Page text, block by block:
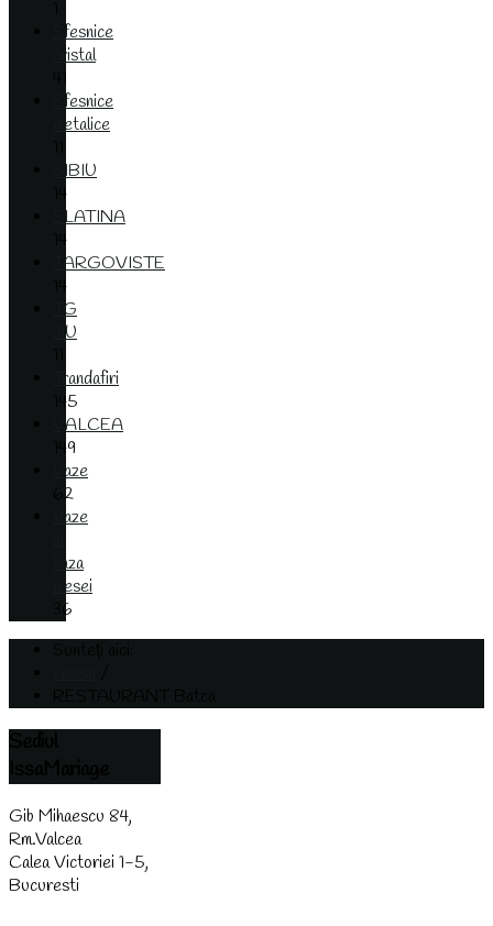
Sfesnice
cristal
Sfesnice
metalice
SIBIU
14
SLATINA
14
TARGOVISTE
14
TG
JIU
Trandafiri
145
VALCEA
149
Vaze
62
Vaze
baza
mesei
36
Gib Mihaescu 84,
Rm.Valcea
Calea Victoriei 1-5,
Bucuresti